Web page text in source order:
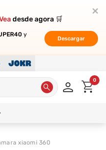
desde agora 🛒
y
Descargar
desde agora 🛒
y
Descargar
0
xiaomi 360